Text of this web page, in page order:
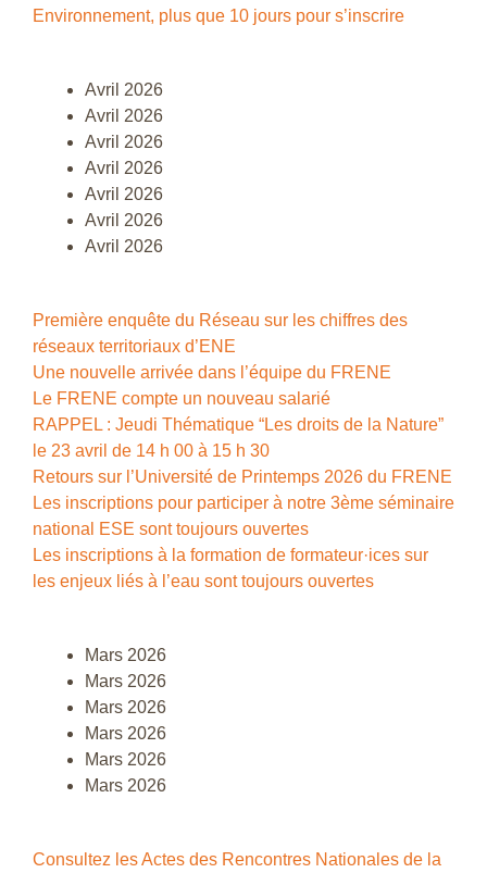
Environnement, plus que 10 jours pour s’inscrire
Avril 2026
Avril 2026
Avril 2026
Avril 2026
Avril 2026
Avril 2026
Avril 2026
Première enquête du Réseau sur les chiffres des
réseaux territoriaux d’ENE
Une nouvelle arrivée dans l’équipe du FRENE
Le FRENE compte un nouveau salarié
RAPPEL : Jeudi Thématique “Les droits de la Nature”
le 23 avril de 14 h 00 à 15 h 30
Retours sur l’Université de Printemps 2026 du FRENE
Les inscriptions pour participer à notre 3ème séminaire
national ESE sont toujours ouvertes
Les inscriptions à la formation de formateur·ices sur
les enjeux liés à l’eau sont toujours ouvertes
Mars 2026
Mars 2026
Mars 2026
Mars 2026
Mars 2026
Mars 2026
Consultez les Actes des Rencontres Nationales de la